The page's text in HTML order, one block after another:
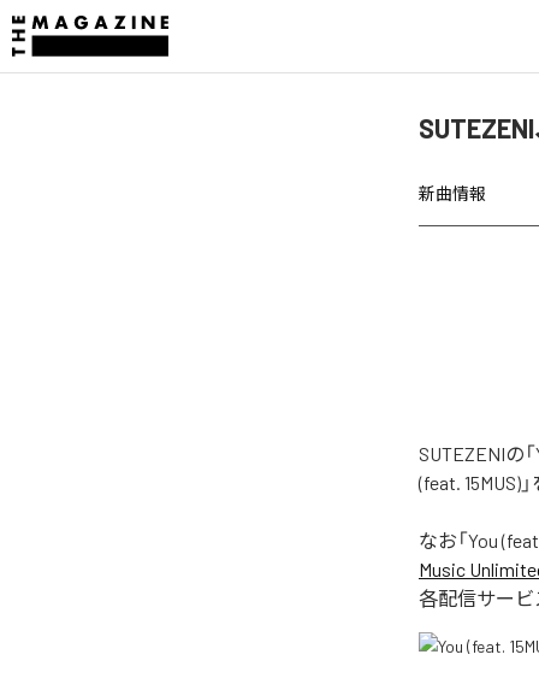
新曲情報
SUTEZENIの
(feat. 15MUS)
なお「You
Music
各配信サービ